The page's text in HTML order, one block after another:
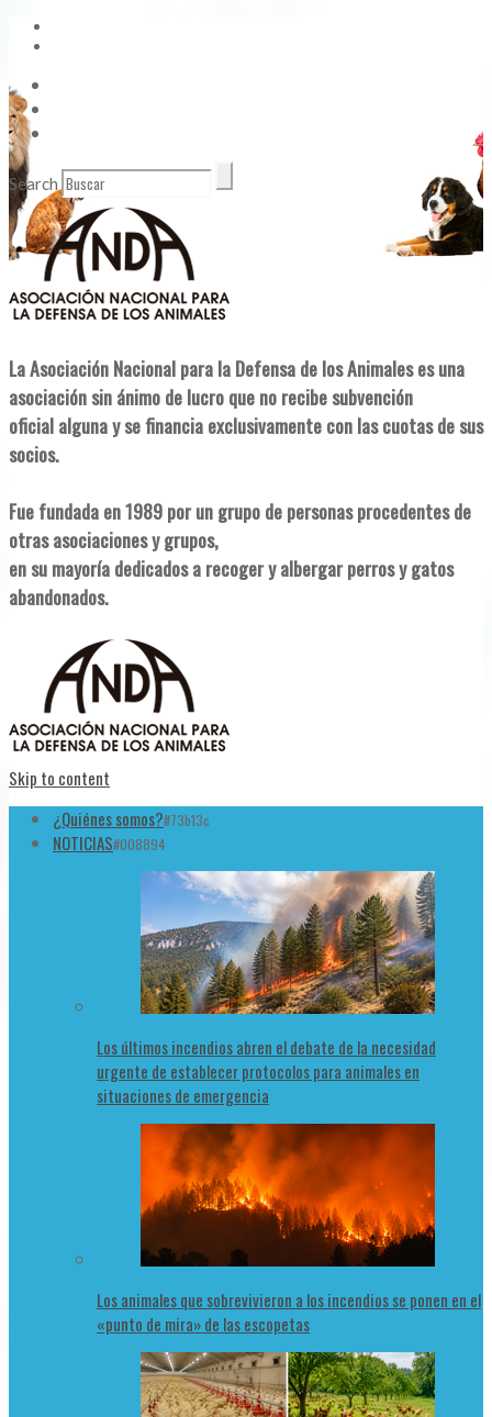
Search
La Asociación Nacional para la Defensa de los Animales es una
asociación sin ánimo de lucro que no recibe subvención
oficial alguna y se financia exclusivamente con las cuotas de sus
socios.
Fue fundada en 1989 por un grupo de personas procedentes de
otras asociaciones y grupos,
en su mayoría dedicados a recoger y albergar perros y gatos
abandonados.
Skip to content
¿Quiénes somos?#73b13c
NOTICIAS#008894
Los últimos incendios abren el debate de la necesidad
urgente de establecer protocolos para animales en
situaciones de emergencia
Los animales que sobrevivieron a los incendios se ponen en el
«punto de mira» de las escopetas